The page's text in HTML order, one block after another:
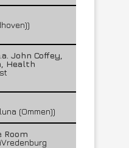
John Coffey,
Health
(Ommen))
Room